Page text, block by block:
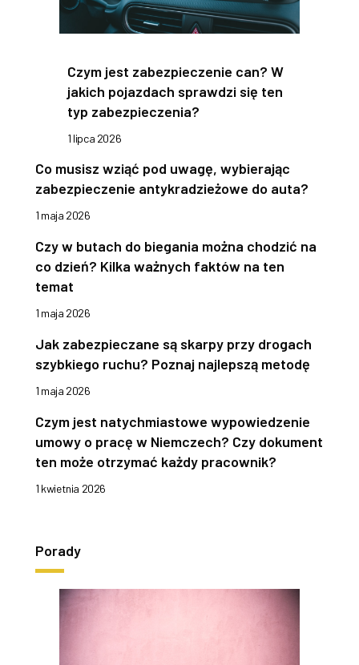
Czym jest zabezpieczenie can? W
jakich pojazdach sprawdzi się ten
typ zabezpieczenia?
1 lipca 2026
Co musisz wziąć pod uwagę, wybierając
zabezpieczenie antykradzieżowe do auta?
1 maja 2026
Czy w butach do biegania można chodzić na
co dzień? Kilka ważnych faktów na ten
temat
1 maja 2026
Jak zabezpieczane są skarpy przy drogach
szybkiego ruchu? Poznaj najlepszą metodę
1 maja 2026
Czym jest natychmiastowe wypowiedzenie
umowy o pracę w Niemczech? Czy dokument
ten może otrzymać każdy pracownik?
1 kwietnia 2026
Porady